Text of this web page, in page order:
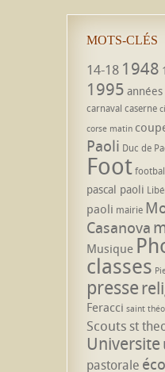
MOTS-CLÉS
14-18 1948
1995
carnaval caserne
corse matin
Paoli Duc de
Foot
pascal paoli
paoli mairie
Casanova
Musique
classes
presse
Feracci saint
Scoutsst
Universite
pastorale